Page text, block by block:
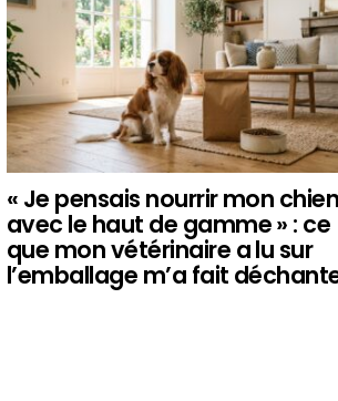
« Je pensais nourrir mon chien
avec le haut de gamme » : ce
que mon vétérinaire a lu sur
l’emballage m’a fait